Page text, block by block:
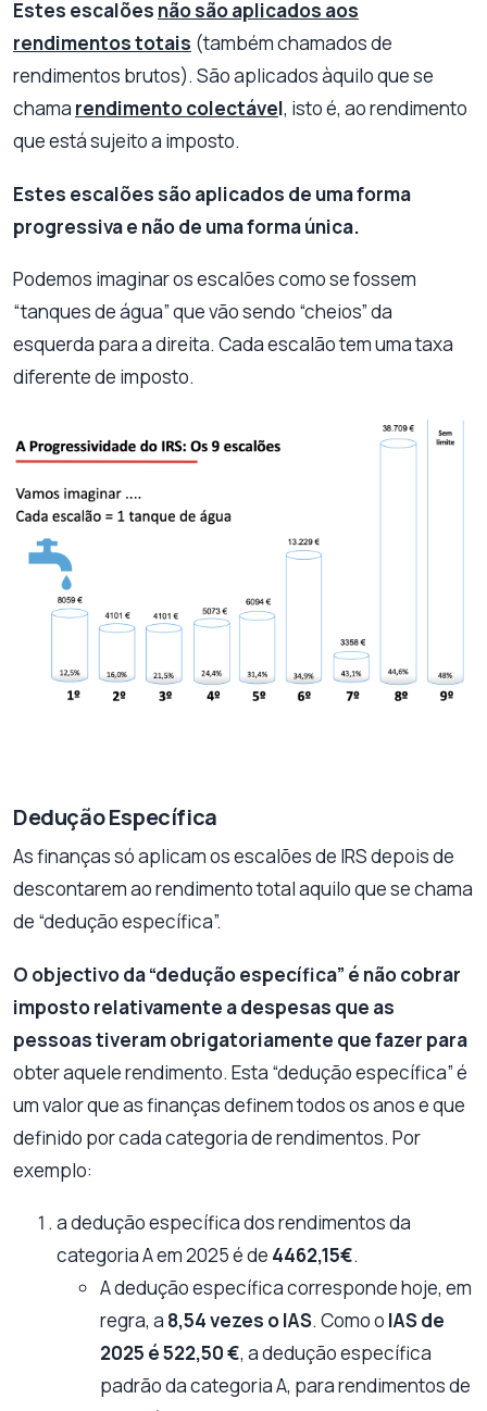
Estes escalões não são aplicados aos
rendimentos totais (também chamados de
rendimentos brutos). São aplicados àquilo que se
chama rendimento colectável, isto é, ao rendimento
que está sujeito a imposto.
Estes escalões são aplicados de uma forma
progressiva e não de uma forma única.
Podemos imaginar os escalões como se fossem
“tanques de água” que vão sendo “cheios” da
esquerda para a direita. Cada escalão tem uma taxa
diferente de imposto.
Dedução Específica
As finanças só aplicam os escalões de IRS depois de
descontarem ao rendimento total aquilo que se chama
de “dedução específica”.
O objectivo da “dedução específica” é não cobrar
imposto relativamente a despesas que as
pessoas tiveram obrigatoriamente que fazer para
obter aquele rendimento. Esta “dedução específica” é
um valor que as finanças definem todos os anos e que
definido por cada categoria de rendimentos. Por
exemplo:
a dedução específica dos rendimentos da
categoria A em 2025 é de 4462,15€.
A dedução específica corresponde hoje, em
regra, a 8,54 vezes o IAS. Como o IAS de
2025 é 522,50 €, a dedução específica
padrão da categoria A, para rendimentos de